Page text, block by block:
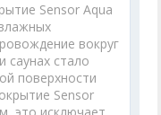
Sensor Aqua
вокруг
саунах стало
поверхности
Sensor